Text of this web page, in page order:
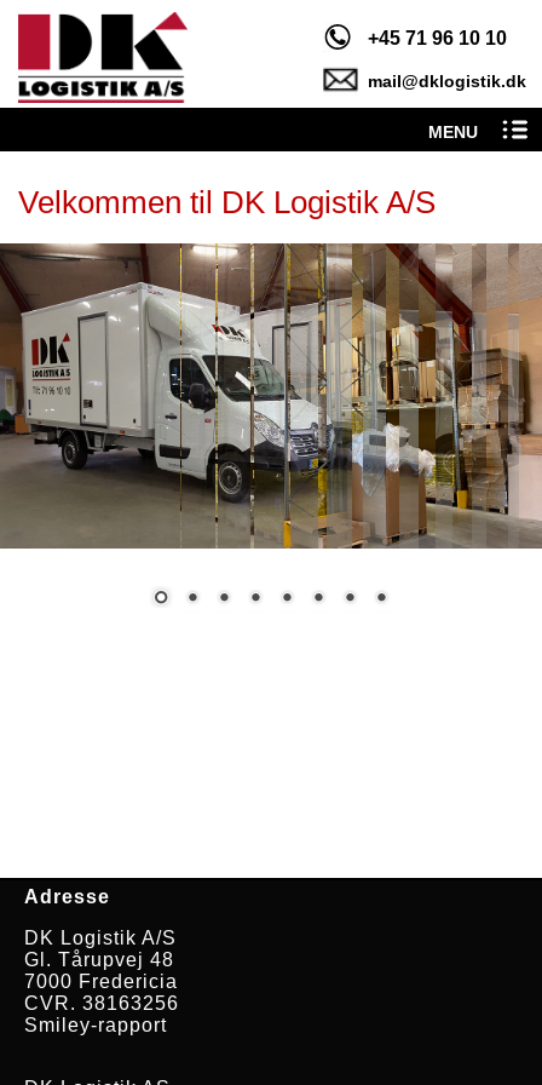
+45 71 96 10 10
mail@dklogistik.dk
MENU
Velkommen til DK Logistik A/S
Adresse
DK Logistik A/S
Gl. Tårupvej 48
7000 Fredericia
CVR. 38163256
Smiley-rapport